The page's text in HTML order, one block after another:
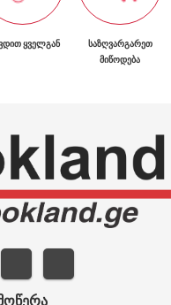
ᲧᲕᲔᲚᲒᲐᲜ
ᲡᲐᲖᲦᲕᲐᲠᲒᲐᲠᲔᲗ
ᲛᲘᲬᲝᲓᲔᲑᲐ